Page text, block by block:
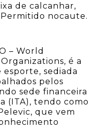
de calcanhar,
nocaute.
– World
é a
sediada
pelos
sede financeira
(ITA), tendo como
que vem